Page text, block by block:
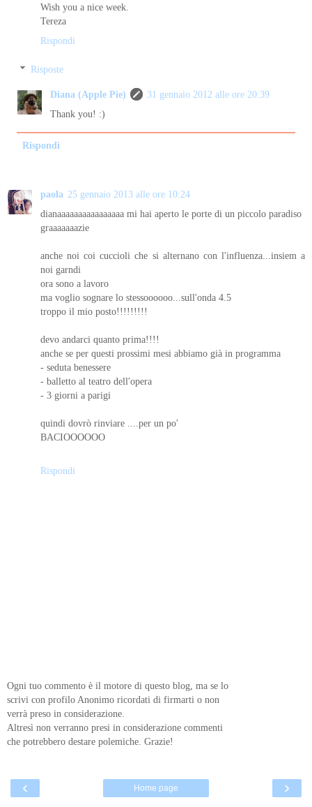
Wish you a nice week.
Tereza
Rispondi
Risposte
Diana (Apple Pie)
31 gennaio 2012 alle ore 20:39
Thank you! :)
Rispondi
paola 25 gennaio 2013 alle ore 10:24
dianaaaaaaaaaaaaaaaa mi hai aperto le porte di un piccolo paradiso
graaaaaaazie
anche noi coi cuccioli che si alternano con l'influenza...insiem a
noi garndi
ora sono a lavoro
ma voglio sognare lo stessoooooo...sull'onda 4.5
troppo il mio posto!!!!!!!!!
devo andarci quanto prima!!!!
anche se per questi prossimi mesi abbiamo già in programma
- seduta benessere
- balletto al teatro dell'opera
- 3 giorni a parigi
quindi dovrò rinviare ....per un po'
BACIOOOOOO
Rispondi
Ogni tuo commento è il motore di questo blog, ma se lo
scrivi con profilo Anonimo ricordati di firmarti o non
verrà preso in considerazione.
Altresì non verranno presi in considerazione commenti
che potrebbero destare polemiche. Grazie!
‹ ›
Home page